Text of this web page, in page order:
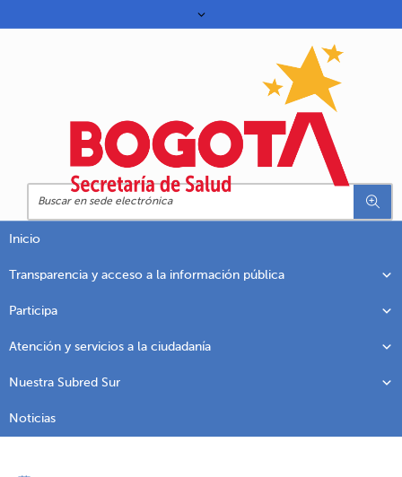
Inicio
Transparencia y acceso a la información pública
Participa
Atención y servicios a la ciudadanía
Nuestra Subred Sur
Noticias